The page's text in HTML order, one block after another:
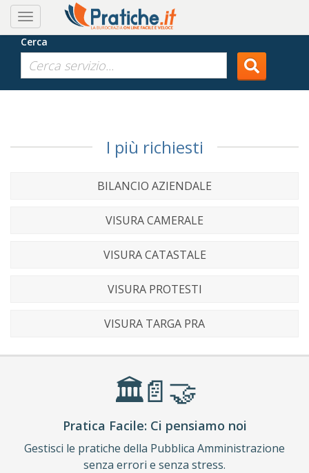
Cerca
I più richiesti
BILANCIO AZIENDALE
VISURA CAMERALE
VISURA CATASTALE
VISURA PROTESTI
VISURA TARGA PRA
🏛️📄🤝
Pratica Facile: Ci pensiamo noi
Gestisci le pratiche della Pubblica Amministrazione
senza errori e senza stress.